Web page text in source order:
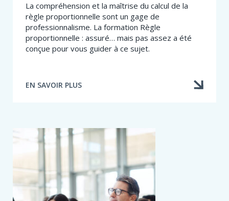
La compréhension et la maîtrise du calcul de la
règle proportionnelle sont un gage de
professionnalisme. La formation Règle
proportionnelle : assuré… mais pas assez a été
conçue pour vous guider à ce sujet.
EN SAVOIR PLUS
À
PROPORTIONNELLE
POUR
COMPRENDRE
SON
FONCTIONNEMENT